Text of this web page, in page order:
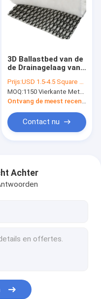
3D Ballastbed van de
de Drainagelaag van
beschermt Filter
Prijs:USD 1.5-4.5 Square Meter
MOQ:1150 Vierkante Meters
Ontvang de meest recente Prijs
Contact nu
Achter